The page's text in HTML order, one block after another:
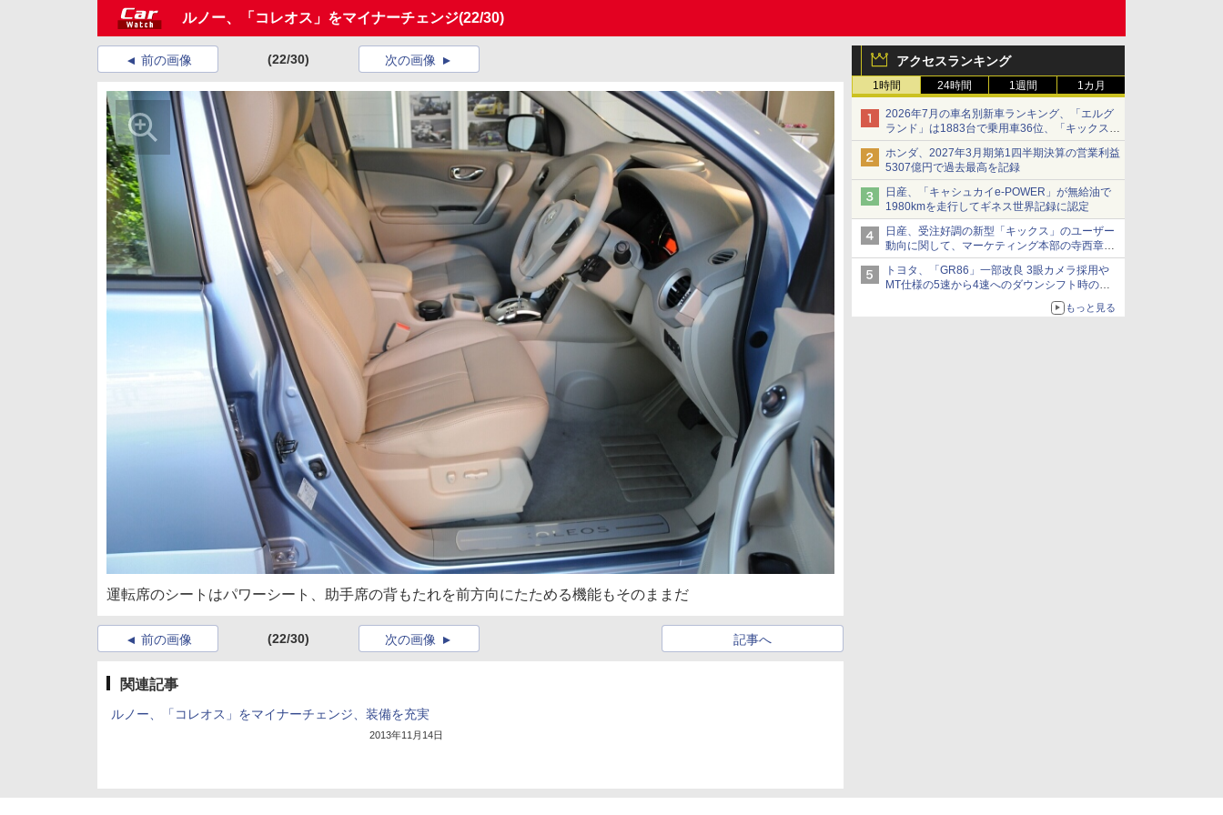
ルノー、「コレオス」をマイナーチェンジ(22/30)
アクセスランキング
1時間 24時間 1週間 1カ月
2026年7月の車名別新車ランキング、「エルグ
ランド」は1883台で乗用車36位、「キックス」
は2591台で27位に
ホンダ、2027年3月期第1四半期決算の営業利益
5307億円で過去最高を記録
日産、「キャシュカイe-POWER」が無給油で
1980kmを走行してギネス世界記録に認定
日産、受注好調の新型「キックス」のユーザー
動向に関して、マーケティング本部の寺西章氏
が解説
トヨタ、「GR86」一部改良 3眼カメラ採用や
MT仕様の5速から4速へのダウンシフト時の操
もっと見る
前の画像 (22/30) 次の画像
運転席のシートはパワーシート、助手席の背もたれを前方向にたためる機能もそのままだ
前の画像 (22/30) 記事へ
次の画像
関連記事
ルノー、「コレオス」をマイナーチェンジ、装備を充実
2013年11月14日